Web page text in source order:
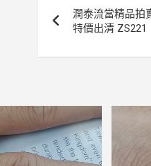
章
導
潤泰流當精品拍
特價出清 ZS221